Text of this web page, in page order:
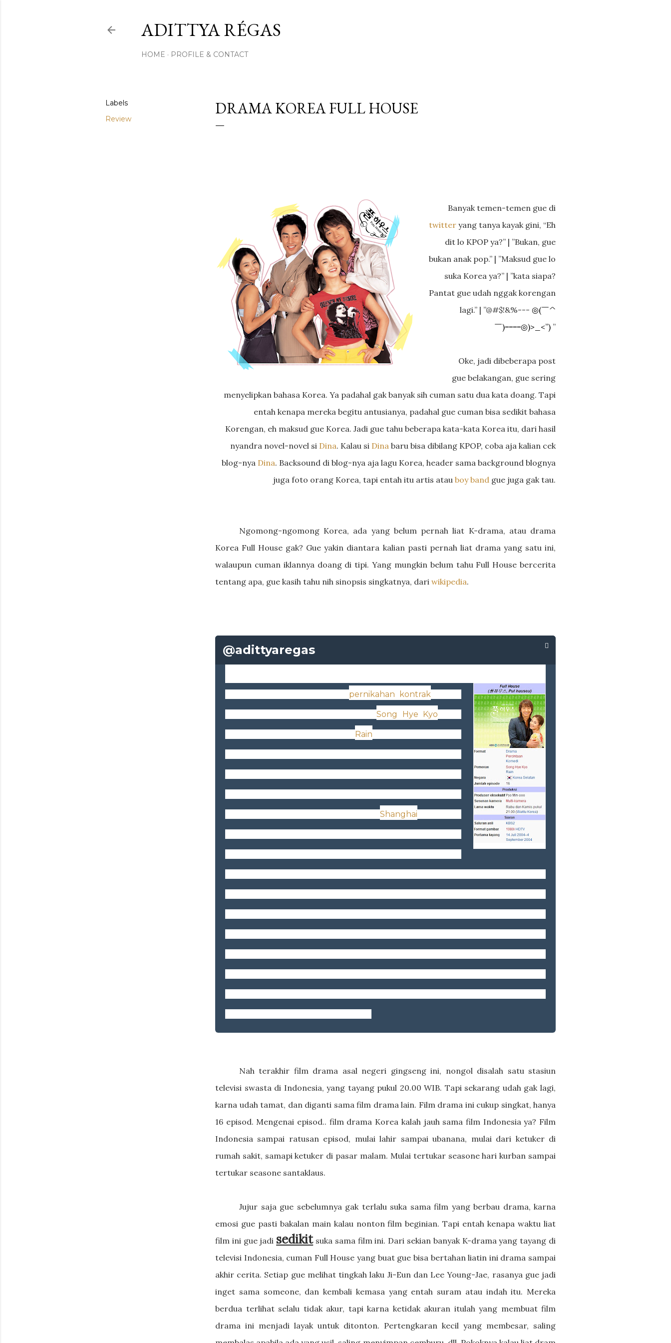
ADITTYA RÉGAS
HOME PROFILE & CONTACT
Labels
Review
DRAMA KOREA FULL HOUSE
Banyak temen-temen gue di
twitter yang tanya kayak gini, “Eh
dit lo KPOP ya?” | ”Bukan, gue
bukan anak pop.” | ”Maksud gue lo
suka Korea ya?” | ”kata siapa?
Pantat gue udah nggak korengan
lagi.” | ”@#$!&%--- ◎(￣^
￣)====◎)>_<”) ”
Oke, jadi dibeberapa post
gue belakangan, gue sering
menyelipkan bahasa Korea. Ya padahal gak banyak sih cuman satu dua kata doang. Tapi
entah kenapa mereka begitu antusianya, padahal gue cuman bisa sedikit bahasa
Korengan, eh maksud gue Korea. Jadi gue tahu beberapa kata-kata Korea itu, dari hasil
nyandra novel-novel si Dina. Kalau si Dina baru bisa dibilang KPOP, coba aja kalian cek
blog-nya Dina. Backsound di blog-nya aja lagu Korea, header sama background blognya
juga foto orang Korea, tapi entah itu artis atau boy band gue juga gak tau.
Ngomong-ngomong Korea, ada yang belum pernah liat K-drama, atau drama
Korea Full House gak? Gue yakin diantara kalian pasti pernah liat drama yang satu ini,
walaupun cuman iklannya doang di tipi. Yang mungkin belum tahu Full House bercerita
tentang apa, gue kasih tahu nih sinopsis singkatnya, dari wikipedia.
pernikahan kontrak
Song Hye Kyo
Rain
Shanghai
Nah terakhir film drama asal negeri gingseng ini, nongol disalah satu stasiun
televisi swasta di Indonesia, yang tayang pukul 20.00 WIB. Tapi sekarang udah gak lagi,
karna udah tamat, dan diganti sama film drama lain. Film drama ini cukup singkat, hanya
16 episod. Mengenai episod.. film drama Korea kalah jauh sama film Indonesia ya? Film
Indonesia sampai ratusan episod, mulai lahir sampai ubanana, mulai dari ketuker di
rumah sakit, samapi ketuker di pasar malam. Mulai tertukar seasone hari kurban sampai
tertukar seasone santaklaus.
Jujur saja gue sebelumnya gak terlalu suka sama film yang berbau drama, karna
emosi gue pasti bakalan main kalau nonton film beginian. Tapi entah kenapa waktu liat
film ini gue jadi sedikitsuka sama film ini. Dari sekian banyak K-drama yang tayang di
televisi Indonesia, cuman Full House yang buat gue bisa bertahan liatin ini drama sampai
akhir cerita. Setiap gue melihat tingkah laku Ji-Eun dan Lee Young-Jae, rasanya gue jadi
inget sama someone, dan kembali kemasa yang entah suram atau indah itu. Mereka
berdua terlihat selalu tidak akur, tapi karna ketidak akuran itulah yang membuat film
drama ini menjadi layak untuk ditonton. Pertengkaran kecil yang membesar, saling